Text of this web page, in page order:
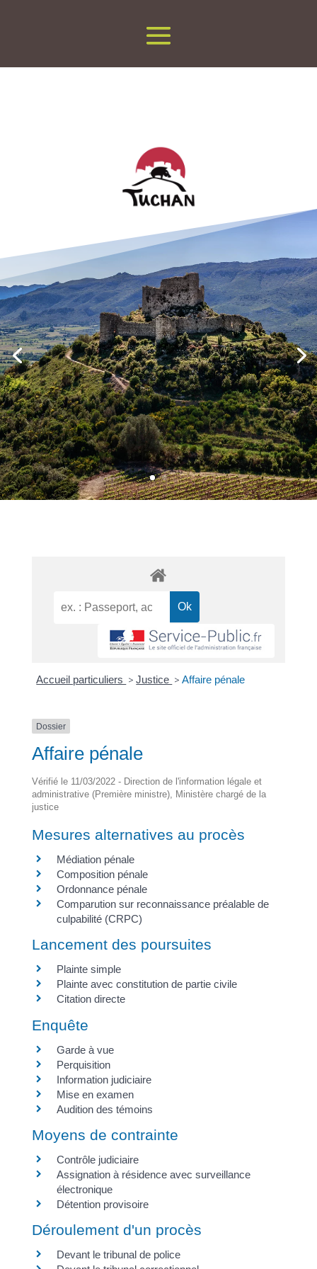
Accueil particuliers > Justice > Affaire pénale
Dossier
Affaire pénale
Vérifié le 11/03/2022 - Direction de l'information légale et
administrative (Première ministre), Ministère chargé de la
justice
Mesures alternatives au procès
Médiation pénale
Composition pénale
Ordonnance pénale
Comparution sur reconnaissance préalable de
culpabilité (CRPC)
Lancement des poursuites
Plainte simple
Plainte avec constitution de partie civile
Citation directe
Enquête
Garde à vue
Perquisition
Information judiciaire
Mise en examen
Audition des témoins
Moyens de contrainte
Contrôle judiciaire
Assignation à résidence avec surveillance
électronique
Détention provisoire
Déroulement d'un procès
Devant le tribunal de police